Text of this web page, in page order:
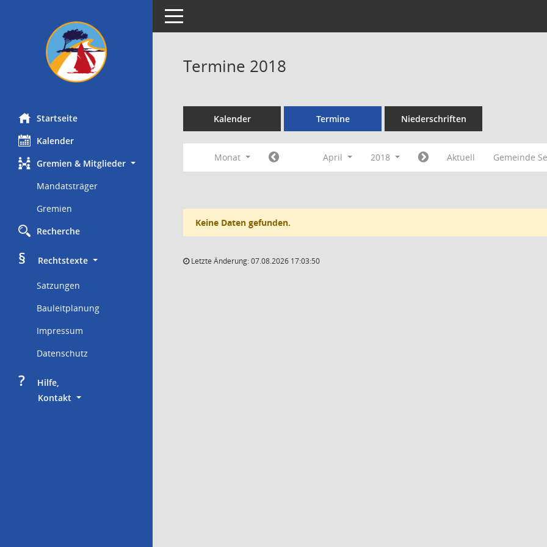
Startseite
Kalender
Gremien & Mitglieder
Mandatsträger
Gremien
Recherche
§
     Rechtstexte
Satzungen
Bauleitplanung
Impressum
Datenschutz
?
     Hilfe,
Kontakt
Toggle navigation
Termine 2018
Kalender Termine Niederschriften
Monat April 2018 Aktuell Gemeinde
Keine Daten gefunden.
Letzte Änderung: 07.08.2026 17:03:50